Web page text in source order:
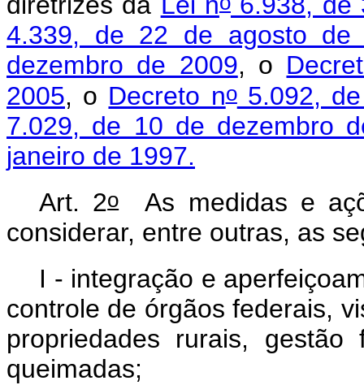
4.339, de 22 de agosto de
dezembro de 2009, o
2005, o Decreto no5.092,
7.029, de 10 de dezembro
janeiro de 1997.
Art. 2oAs medidas e
considerar, entre outras, as
I - integração e
controle de órgãos federais,
propriedades rurais,
queimadas;